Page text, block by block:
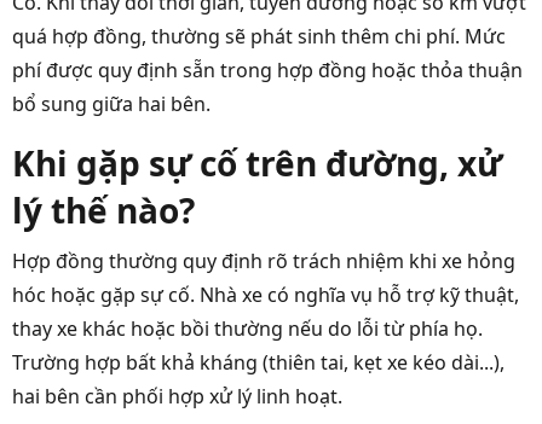
quá hợp đồng, thường sẽ phát sinh thêm chi phí. Mức
phí được quy định sẵn trong hợp đồng hoặc thỏa thuận
bổ sung giữa hai bên.
Khi gặp sự cố trên đường, xử
lý thế nào?
Hợp đồng thường quy định rõ trách nhiệm khi xe hỏng
hóc hoặc gặp sự cố. Nhà xe có nghĩa vụ hỗ trợ kỹ thuật,
thay xe khác hoặc bồi thường nếu do lỗi từ phía họ.
Trường hợp bất khả kháng (thiên tai, kẹt xe kéo dài...),
hai bên cần phối hợp xử lý linh hoạt.